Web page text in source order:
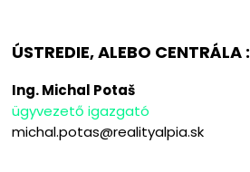
ÚSTREDIE, ALEBO CENTRÁLA :
Ing. Michal Potaš
ügyvezető igazgató
michal.potas@realityalpia.sk